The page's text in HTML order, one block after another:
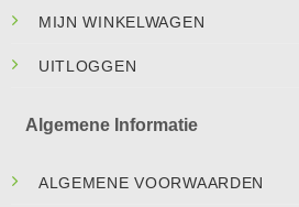
MIJN WINKELWAGEN
UITLOGGEN
Algemene Informatie
ALGEMENE VOORWAARDEN